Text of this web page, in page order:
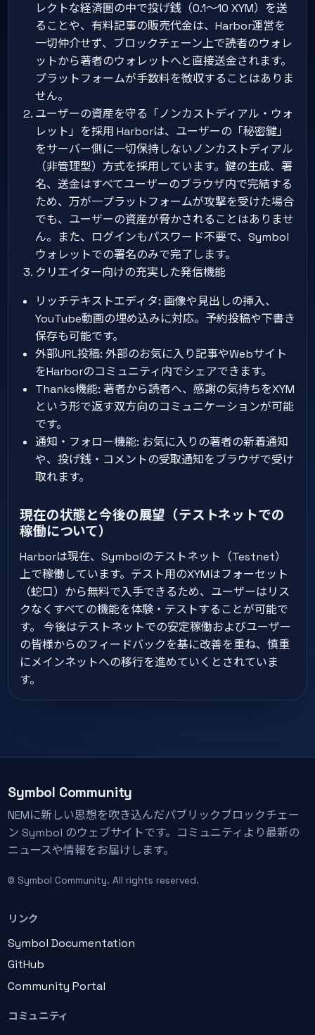
レクトな経済圏の中で投げ銭（0.1〜10 XYM）を送
ることや、有料記事の販売代金は、Harbor運営を
一切仲介せず、ブロックチェーン上で読者のウォレ
ットから著者のウォレットへと直接送金されます。
プラットフォームが手数料を徴収することはありま
せん。
ユーザーの資産を守る「ノンカストディアル・ウォ
レット」を採用 Harborは、ユーザーの「秘密鍵」
をサーバー側に一切保持しないノンカストディアル
（非管理型）方式を採用しています。鍵の生成、署
名、送金はすべてユーザーのブラウザ内で完結する
ため、万が一プラットフォームが攻撃を受けた場合
でも、ユーザーの資産が脅かされることはありませ
ん。また、ログインもパスワード不要で、Symbol
ウォレットでの署名のみで完了します。
クリエイター向けの充実した発信機能
リッチテキストエディタ: 画像や見出しの挿入、
YouTube動画の埋め込みに対応。予約投稿や下書き
保存も可能です。
外部URL投稿: 外部のお気に入り記事やWebサイト
をHarborのコミュニティ内でシェアできます。
Thanks機能: 著者から読者へ、感謝の気持ちをXYM
という形で返す双方向のコミュニケーションが可能
です。
通知・フォロー機能: お気に入りの著者の新着通知
や、投げ銭・コメントの受取通知をブラウザで受け
取れます。
現在の状態と今後の展望（テストネットでの
稼働について）
Harborは現在、Symbolのテストネット（Testnet）
上で稼働しています。テスト用のXYMはフォーセット
（蛇口）から無料で入手できるため、ユーザーはリス
クなくすべての機能を体験・テストすることが可能で
す。 今後はテストネットでの安定稼働およびユーザー
の皆様からのフィードバックを基に改善を重ね、慎重
にメインネットへの移行を進めていくとされていま
す。
Symbol Community
NEMに新しい思想を吹き込んだパブリックブロックチェー
ン Symbol のウェブサイトです。コミュニティより最新の
ニュースや情報をお届けします。
© Symbol Community. All rights reserved.
リンク
Symbol Documentation
GitHub
Community Portal
コミュニティ